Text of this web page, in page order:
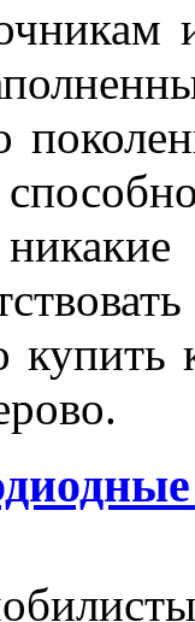
купить